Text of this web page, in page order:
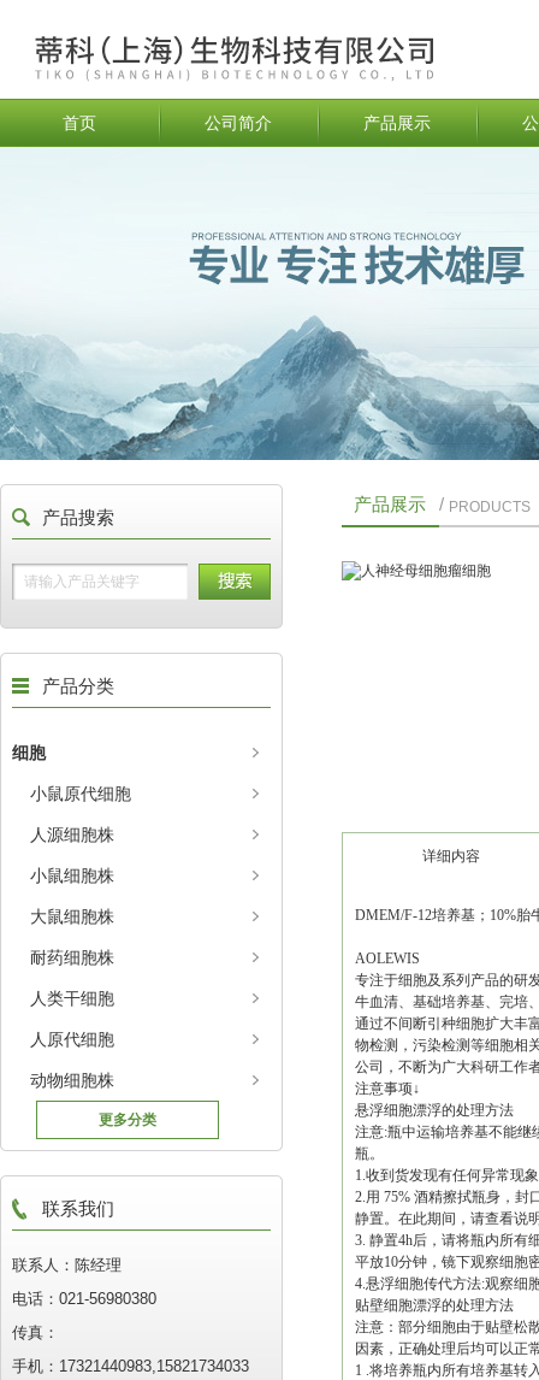
首页 公司简介 产品展示
产品搜索
产品分类
细胞
小鼠原代细胞
人源细胞株
小鼠细胞株
大鼠细胞株
耐药细胞株
人类干细胞
人原代细胞
动物细胞株
更多分类
联系我们
联系人：陈经理
电话：021-56980380
传真：
手机：17321440983,15821734033
产品展示 / PRODUCTS
详细内容
DMEM/F-12培养基；10%胎
AOLEWIS
专注于细胞及系列产品的研
牛血清、基础培养基、完培
通过不间断引种细胞扩大丰
物检测，污染检测等细胞相
公司，不断为广大科研工作
注意事项↓
悬浮细胞漂浮的处理方法
注意:瓶中运输培养基不能继
瓶。
1.收到货发现有任何异常现
2.用 75% 酒精擦拭瓶身，封
静置。在此期间，请查看说
3. 静置4h后，请将瓶内所有
平放10分钟，镜下观察细胞
4.悬浮细胞传代方法:观察细
贴壁细胞漂浮的处理方法
注意：部分细胞由于贴壁松
因素，正确处理后均可以正
1 .将培养瓶内所有培养基转